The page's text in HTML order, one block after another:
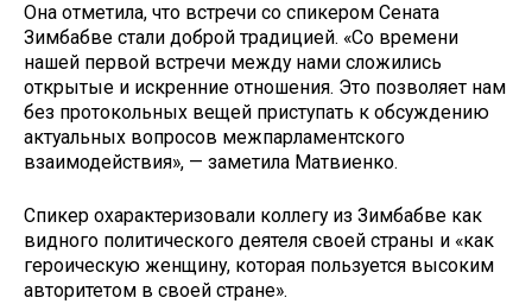
Она отметила, что встречи со спикером Сената
Зимбабве стали доброй традицией. «Со времени
нашей первой встречи между нами сложились
открытые и искренние отношения. Это позволяет нам
без протокольных вещей приступать к обсуждению
актуальных вопросов межпарламентского
взаимодействия», — заметила Матвиенко.
Спикер охарактеризовали коллегу из Зимбабве как
видного политического деятеля своей страны и «как
героическую женщину, которая пользуется высоким
авторитетом в своей стране».